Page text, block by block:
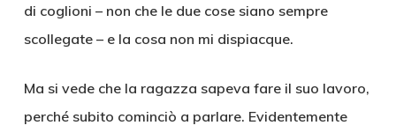
di coglioni – non che le due cose siano sempre
scollegate – e la cosa non mi dispiacque.
Ma si vede che la ragazza sapeva fare il suo lavoro,
perché subito cominciò a parlare. Evidentemente